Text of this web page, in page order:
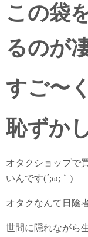
この袋
るのが
すご〜く
恥ずか
オタクショップで
いんです(´;ω;｀)
オタクなんて日陰
世間に隠れながら